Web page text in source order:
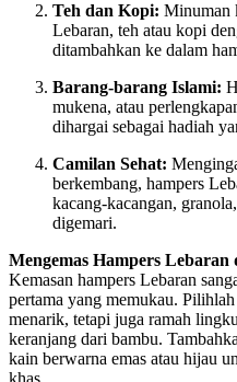
Teh dan Kopi: Minuman
Lebaran, teh atau kopi
ditambahkan ke dalam
Barang-barang Islami:
mukena, atau
dihargai sebagai hadiah
Camilan Sehat:
berkembang, hampers
kacang-kacangan,
digemari.
Mengemas Hampers Lebaran
Kemasan hampers Lebaran
pertama yang memukau.
menarik, tetapi juga ramah
keranjang dari bambu.
kain berwarna emas atau hijau